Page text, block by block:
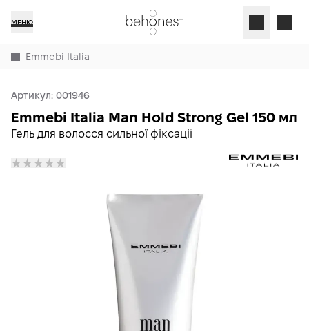
МЕНЮ
Emmebi Italia
Артикул: 001946
Гель для волосся сильної фіксації
Emmebi Italia Man Hold Strong Gel 150 мл